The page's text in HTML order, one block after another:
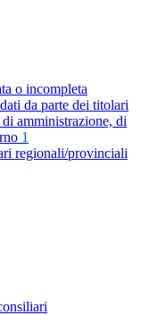
o incompleta
da parte dei titolari
amministrazione, di
1
regionali/provinciali